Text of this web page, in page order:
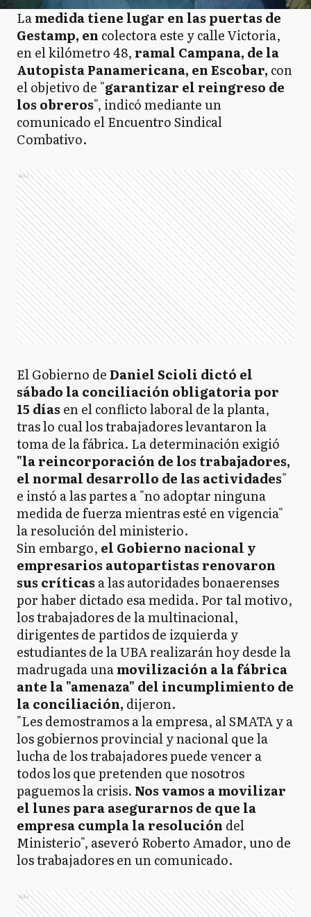
Lamedida tiene lugar en las puertas de
Gestamp, en colectora este y calle Victoria,
en el kilómetro 48, ramal Campana, de la
Autopista Panamericana, en Escobar, con
el objetivo de "garantizar el reingreso de
los obreros", indicó mediante un
comunicado el Encuentro Sindical
Combativo.
Ads
El Gobierno deDaniel Scioli dictó el
sábado la conciliación obligatoria por
15 días en el conflicto laboral de la planta,
tras lo cual los trabajadores levantaron la
toma de la fábrica. La determinación exigió
"la reincorporación de los trabajadores,
el normal desarrollo de las actividades"
e instó a las partes a "no adoptar ninguna
medida de fuerza mientras esté en vigencia"
la resolución del ministerio.
Sin embargo, el Gobierno nacional y
empresarios autopartistas renovaron
sus críticas a las autoridades bonaerenses
por haber dictado esa medida. Por tal motivo,
los trabajadores de la multinacional,
dirigentes de partidos de izquierda y
estudiantes de la UBA realizarán hoy desde la
madrugada unamovilización a la fábrica
ante la "amenaza" del incumplimiento de
la conciliación, dijeron.
"Les demostramos a la empresa, al SMATA y a
los gobiernos provincial y nacional que la
lucha de los trabajadores puede vencer a
todos los que pretenden que nosotros
paguemos la crisis. Nos vamos a movilizar
el lunes para asegurarnos de que la
empresa cumpla la resolución del
Ministerio", aseveró Roberto Amador, uno de
los trabajadores en un comunicado.
Ads